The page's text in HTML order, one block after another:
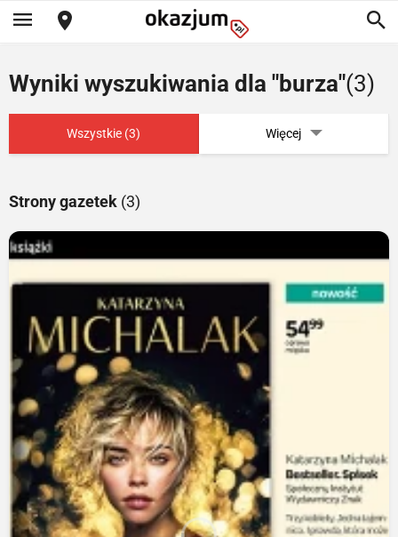
Wyniki wyszukiwania dla "burza"(3)
Wszystkie (3) Więcej
Strony gazetek (3)